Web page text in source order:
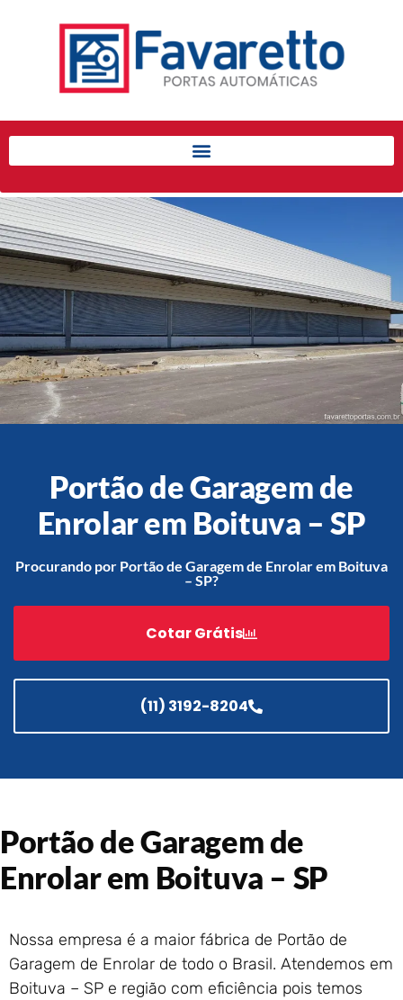
Início
Produtos
Porta de Enrolar Automática
Automatizadores
Acessórios Para Portas de
Enrolar
Pintura eletrostática
Portfólio
Contato
Acessórios
Automatização
Portão de Garagem de
Enrolar em Teresópolis – RJ
Aldeia – RJ
Portão de Garagem de
Enrolar em São João de
Enrolar em Rio das Ostras –
RJ
Portão de Garagem de
Enrolar em Petrópolis – RJ
Portão de Garagem de
Enrolar em Paraty – RJ
Portão de Garagem de
Enrolar em Boituva – SP
Procurando por Portão de Garagem de Enrolar em Boituva
– SP?
Cotar Grátis
(11) 3192-8204
Portão de Garagem de
Enrolar em Boituva – SP
Nossa empresa é a maior fábrica de Portão de
Garagem de Enrolar de todo o Brasil. Atendemos em
Boituva – SP e região com eficiência pois temos